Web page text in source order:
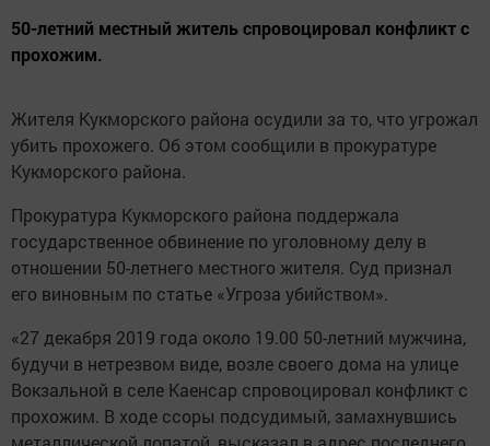
50-летний местный житель спровоцировал конфликт с
прохожим.
Жителя Кукморского района осудили за то, что угрожал
убить прохожего. Об этом сообщили в прокуратуре
Кукморского района.
Прокуратура Кукморского района поддержала
государственное обвинение по уголовному делу в
отношении 50-летнего местного жителя. Суд признал
его виновным по статье «Угроза убийством».
«27 декабря 2019 года около 19.00 50-летний мужчина,
будучи в нетрезвом виде, возле своего дома на улице
Вокзальной в селе Каенсар спровоцировал конфликт с
прохожим. В ходе ссоры подсудимый, замахнувшись